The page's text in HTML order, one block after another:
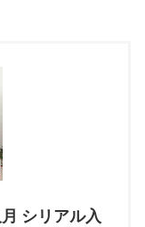
シリアル入